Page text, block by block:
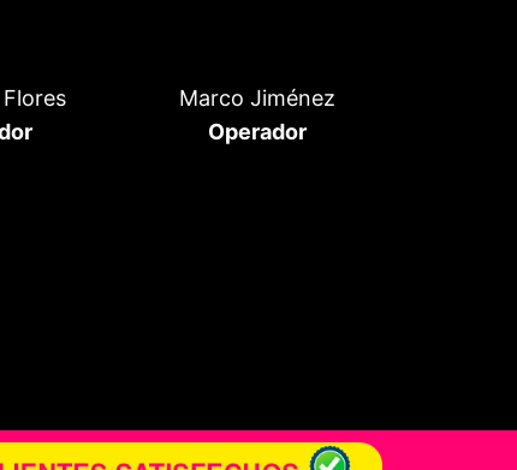
Marco Jiménez
Operador